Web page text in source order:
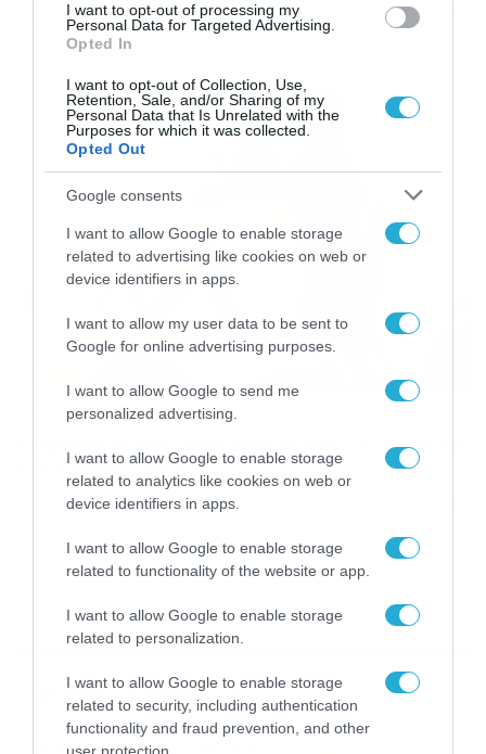
I want to opt-out of processing my
Personal Data for Targeted Advertising.
Opted In
I want to opt-out of Collection, Use,
Retention, Sale, and/or Sharing of my
Personal Data that Is Unrelated with the
Purposes for which it was collected.
Opted Out
Google consents
I want to allow Google to enable storage
related to advertising like cookies on web or
device identifiers in apps.
I want to allow my user data to be sent to
Google for online advertising purposes.
I want to allow Google to send me
personalized advertising.
I want to allow Google to enable storage
related to analytics like cookies on web or
device identifiers in apps.
I want to allow Google to enable storage
related to functionality of the website or app.
I want to allow Google to enable storage
related to personalization.
I want to allow Google to enable storage
related to security, including authentication
functionality and fraud prevention, and other
παραπάνω από εξοχικό. Με αξία 2,65 εκατμμύρια, 900
τετραγωνικά και 8 υπνοδωμάτια το καινούργιο τους
θέρετρο έχει θέα τη θάλασσα. Όπως θα δείτε είναι
υπερπολυτελές, σπίτι για την περιουσία των δύο
ηθοποιών. Πηγή: dailymail PHOTO GALLERY 1/3 ‹›
23/03/2015 18:57
Θυμηθείτε την Jolie στα 18 της… Για πάντα
κουκλάρα! (pics)
Σε όποια φάση ηλικιακά και αν τη δεις σίγουρα η ματιά
Οι παρακάτω φωτογραφίες της Αντζελίνα Τζολί είναι
από το 1993 και σε αυτές η 18χρονη τότε ηθοποιός
Miss Selfridge, σε ένα βρετανικό περιοδικό. PHOTO
GALLERY […]
Ροή Ειδήσεων
Καιρός Δεκαπενταύγουστο: